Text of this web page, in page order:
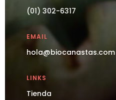
(01) 302-6317
EMAIL
hola@biocanastas.com
LINKS
Tienda